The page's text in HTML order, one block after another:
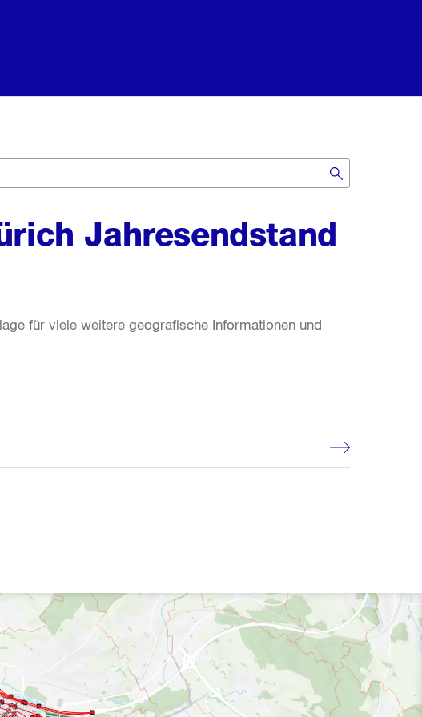
Jahresendstand
für viele weitere geografische Informationen und